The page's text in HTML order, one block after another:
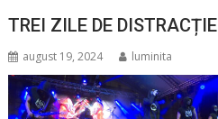
TREI ZILE DE DISTRACȚIE
august 19, 2024 luminita